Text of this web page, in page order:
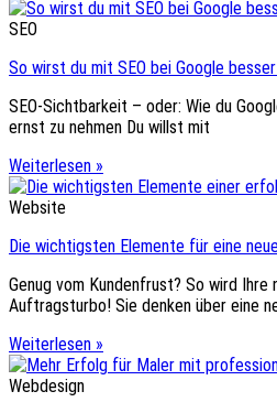
SEO
So wirst du mit SEO bei Google
SEO-Sichtbarkeit – oder: Wie du
ernst zu nehmen Du willst mit
Weiterlesen »
Website
Die wichtigsten Elemente für eine
Genug vom Kundenfrust? So wird Ihre
Auftragsturbo! Sie denken über eine
Weiterlesen »
Webdesign